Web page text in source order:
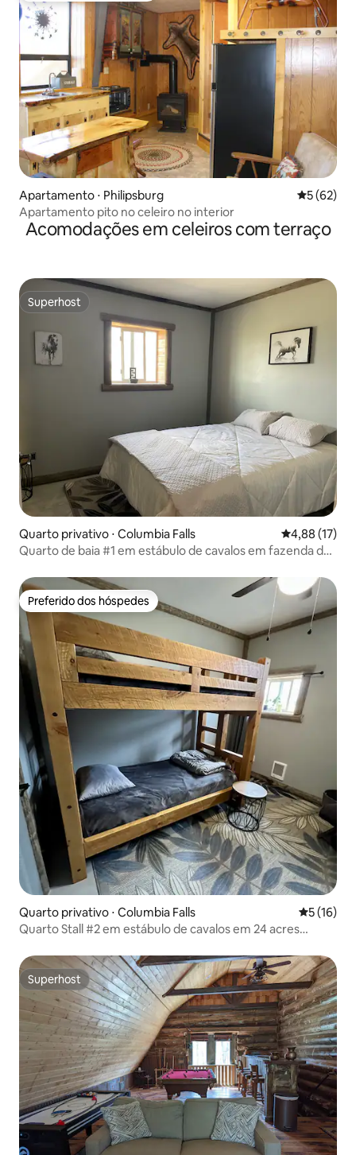
Apartamento ⋅ Philipsburg 5 de uma
5 (62)
Apartamento pito no celeiro no interior
Acomodações em celeiros com terraço
Superhost
Superhost
Quarto privativo ⋅ Columbia Falls 4,88 de uma
4,88 (17)
Quarto de baia #1 em estábulo de cavalos em fazenda de
Preferido dos hóspedes
Preferido dos hóspedes
Quarto privativo ⋅ Columbia Falls 5 de uma
5 (16)
Quarto Stall #2 em estábulo de cavalos em 24 acres
Superhost
Superhost